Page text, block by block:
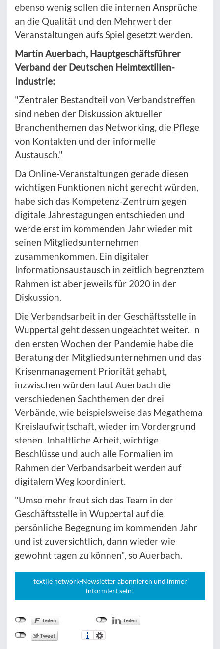
ebenso wenig sollen die internen Ansprüche
an die Qualität und den Mehrwert der
Veranstaltungen aufs Spiel gesetzt werden.
Martin Auerbach, Hauptgeschäftsführer
Verband der Deutschen Heimtextilien-
Industrie:
"Zentraler Bestandteil von Verbandstreffen
sind neben der Diskussion aktueller
Branchenthemen das Networking, die Pflege
von Kontakten und der informelle
Austausch."
Da Online-Veranstaltungen gerade diesen
wichtigen Funktionen nicht gerecht würden,
habe sich das Kompetenz-Zentrum gegen
digitale Jahrestagungen entschieden und
werde erst im kommenden Jahr wieder mit
seinen Mitgliedsunternehmen
zusammenkommen. Ein digitaler
Informationsaustausch in zeitlich begrenztem
Rahmen ist aber jeweils für 2020 in der
Diskussion.
Die Verbandsarbeit in der Geschäftsstelle in
Wuppertal geht dessen ungeachtet weiter. In
den ersten Wochen der Pandemie habe die
Beratung der Mitgliedsunternehmen und das
Krisenmanagement Priorität gehabt,
inzwischen würden laut Auerbach die
verschiedenen Sachthemen der drei
Verbände, wie beispielsweise das Megathema
Kreislaufwirtschaft, wieder im Vordergrund
stehen. Inhaltliche Arbeit, wichtige
Beschlüsse und auch alle Formalien im
Rahmen der Verbandsarbeit werden auf
digitalem Weg koordiniert.
"Umso mehr freut sich das Team in der
Geschäftsstelle in Wuppertal auf die
persönliche Begegnung im kommenden Jahr
und ist zuversichtlich, dann wieder wie
gewohnt tagen zu können", so Auerbach.
textile network-Newsletter abonnieren und immer
informiert sein!